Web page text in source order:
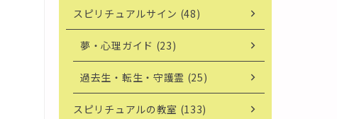
スピリチュアルサイン (48)
夢・心理ガイド (23)
過去生・転生・守護霊 (25)
スピリチュアルの教室 (133)